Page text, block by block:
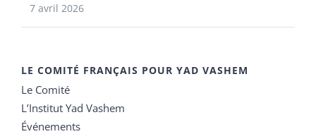
7 avril 2026
LE COMITÉ FRANÇAIS POUR YAD VASHEM
Le Comité
L’Institut Yad Vashem
Événements